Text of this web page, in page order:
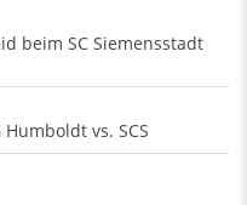
beim SC Siemensstadt
vs. SCS